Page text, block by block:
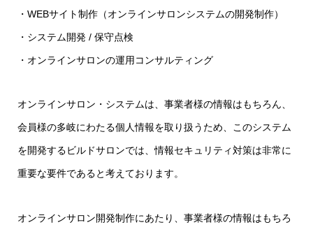
・WEBサイト制作（オンラインサロンシステムの開発制作）
・システム開発 / 保守点検
・オンラインサロンの運用コンサルティング
オンラインサロン・システムは、事業者様の情報はもちろん、
会員様の多岐にわたる個人情報を取り扱うため、このシステム
を開発するビルドサロンでは、情報セキュリティ対策は非常に
重要な要件であると考えております。
オンラインサロン開発制作にあたり、事業者様の情報はもちろ